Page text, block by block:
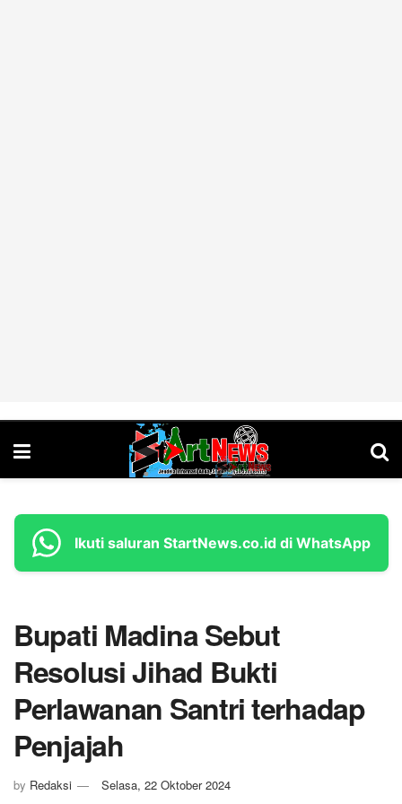
Ikuti saluran StartNews.co.id di WhatsApp
Bupati Madina Sebut
Resolusi Jihad Bukti
Perlawanan Santri terhadap
Penjajah
by Redaksi Selasa, 22 Oktober 2024